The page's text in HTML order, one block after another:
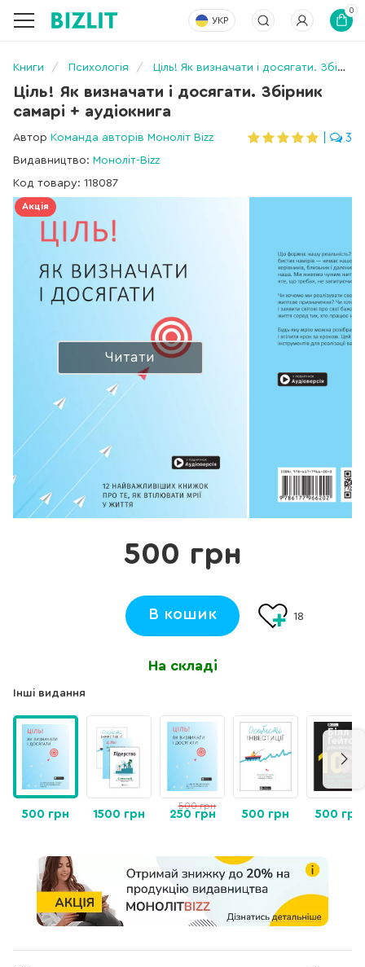
УКР
0
Книги Психологія Ціль! Як визначати і досягати. Збірник самарі + аудіокнига
Ціль! Як визначати і досягати. Збірник
самарі + аудіокнига
Автор Команда авторів Моноліт Bizz
Видавництво: Моноліт-Bizz
Код товару: 118087
3
Акція
Читати
Інші видання
500 грн 1500 грн 250 грн
500 грн
500 грн 500 грн
500 грн
В кошик 18
На складі